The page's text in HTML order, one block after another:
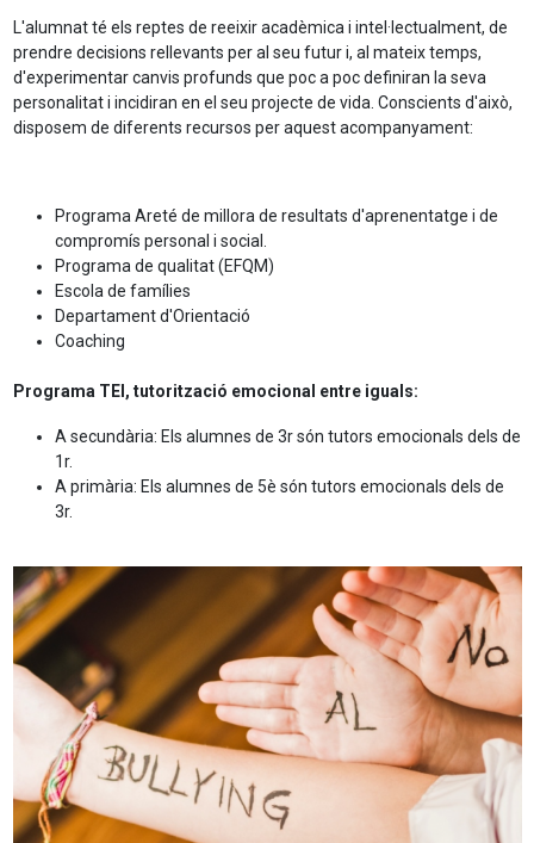
L'alumnat té els reptes de reeixir acadèmica i intel·lectualment, de
prendre decisions rellevants per al seu futur i, al mateix temps,
d'experimentar canvis profunds que poc a poc definiran la seva
personalitat i incidiran en el seu projecte de vida. Conscients d'això,
disposem de diferents recursos per aquest acompanyament:
Programa Areté de millora de resultats d'aprenentatge i de
compromís personal i social.
Programa de qualitat (EFQM)
Escola de famílies
Departament d'Orientació
Coaching
Programa TEI, tutorització emocional entre iguals:
A secundària: Els alumnes de 3r són tutors emocionals dels de
1r.
A primària: Els alumnes de 5è són tutors emocionals dels de
3r.